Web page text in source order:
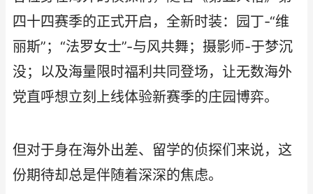
四十四赛季的正式开启，全新时装：园丁-“维
丽斯”；“法罗女士”-与风共舞；摄影师-于梦沉
没；以及海量限时福利共同登场，让无数海外
党直呼想立刻上线体验新赛季的庄园博弈。
但对于身在海外出差、留学的侦探们来说，这
份期待却总是伴随着深深的焦虑。